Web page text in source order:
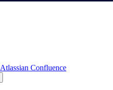
Atlassian Confluence